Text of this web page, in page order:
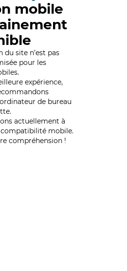
mobile
du site n’est pas
pour les
expérience,
de bureau
actuellement à
mobile.
compréhension !